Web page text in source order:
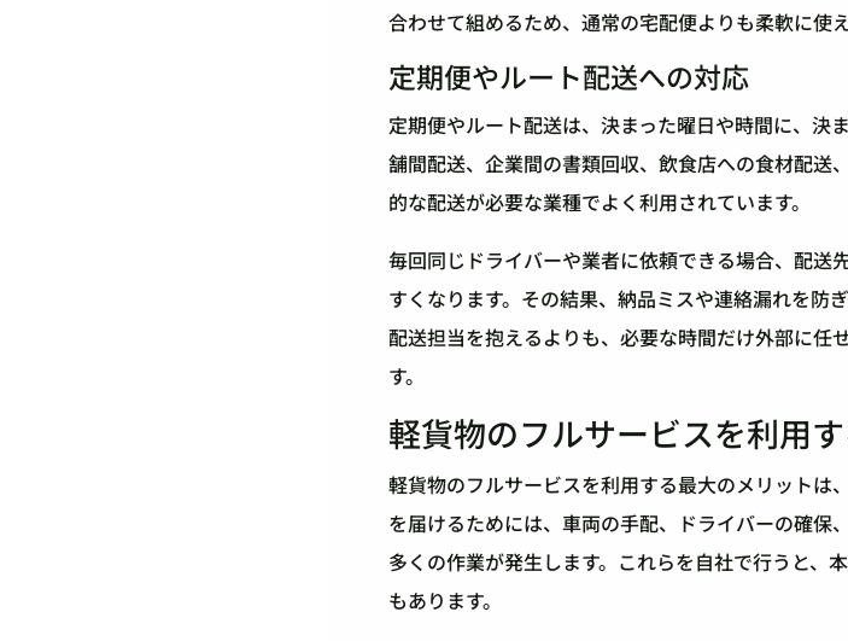
合わせて組めるため、通常の宅配便よりも柔軟に使
定期便やルート配送への対応
定期便やルート配送は、決まった曜日や時間に、決
舗間配送、企業間の書類回収、飲食店への食材配送
的な配送が必要な業種でよく利用されています。
毎回同じドライバーや業者に依頼できる場合、配送
すくなります。その結果、納品ミスや連絡漏れを防
配送担当を抱えるよりも、必要な時間だけ外部に任
す。
軽貨物のフルサービスを利用
軽貨物のフルサービスを利用する最大のメリットは
を届けるためには、車両の手配、ドライバーの確保
多くの作業が発生します。これらを自社で行うと、
もあります。